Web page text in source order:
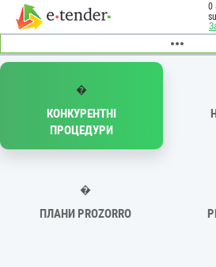
0
�
КОНКУРЕНТНІ
ПРОЦЕДУРИ
�
ПЛАНИ PROZORRO